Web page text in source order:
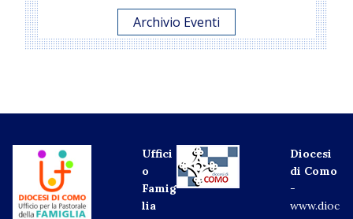
Archivio Eventi
Uffici
o
Famig
lia
Diocesi
di Como
-
www.dioc